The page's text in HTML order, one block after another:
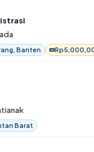
Banten
Barat